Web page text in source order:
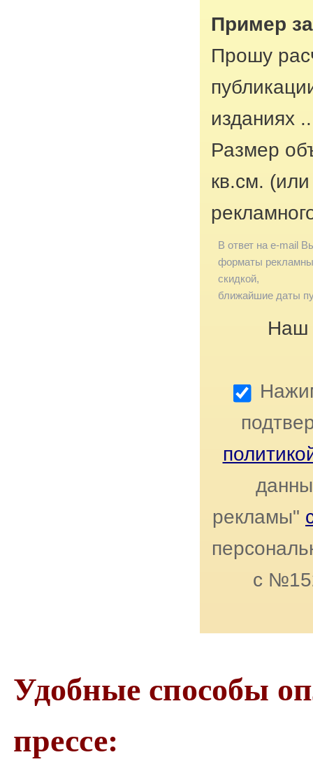
Пример
Прошу
изданиях
Размер
кв.см.
В ответ на e-mail
форматы
скидкой,
ближайшие даты
Наш
рекламы"
с
Удобные способы
прессе: